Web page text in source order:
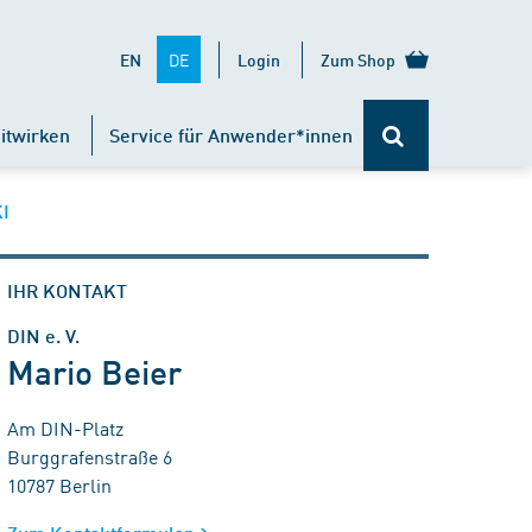
EN DE Login Zum Shop
Service für Anwender*innen
IHR KONTAKT
DIN e. V.
Mario Beier
Am DIN-Platz
Burggrafenstraße 6
10787 Berlin